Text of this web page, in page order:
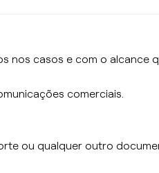
nos casos e com o alcance
comerciais.
ou qualquer outro